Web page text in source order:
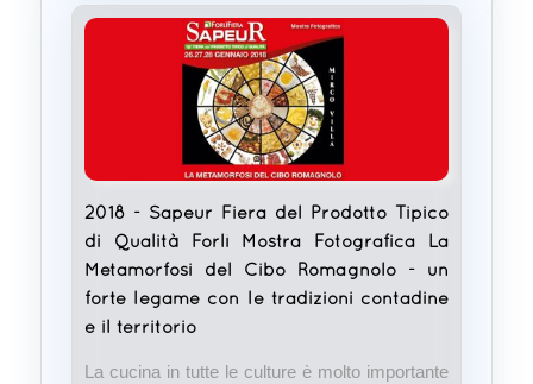
2018 - Sapeur Fiera del Prodotto Tipico
di Qualità Forlì Mostra Fotografica La
Metamorfosi del Cibo Romagnolo - un
forte legame con le tradizioni contadine
e il territorio
La cucina in tutte le culture è molto importante